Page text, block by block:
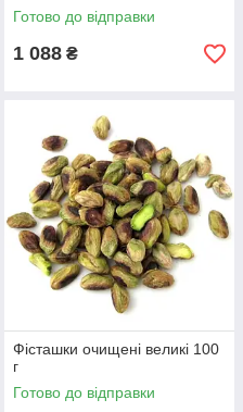
Готово до відправки
1 088 ₴
Фісташки очищені великі 100
г
Готово до відправки